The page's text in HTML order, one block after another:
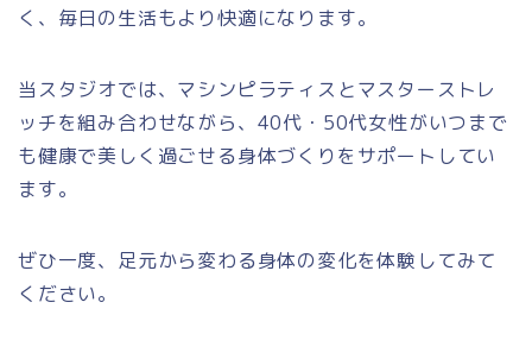
く、毎日の生活もより快適になります。
当スタジオでは、マシンピラティスとマスターストレ
ッチを組み合わせながら、40代・50代女性がいつまで
も健康で美しく過ごせる身体づくりをサポートしてい
ます。
ぜひ一度、足元から変わる身体の変化を体験してみて
ください。